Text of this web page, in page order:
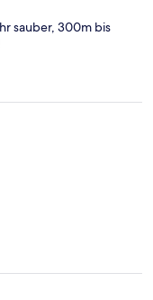
sauber, 300m bis